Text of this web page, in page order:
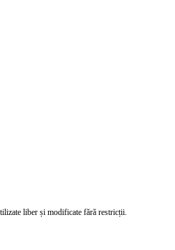
liber și modificate fără restricții.